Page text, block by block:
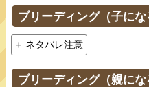
ブリーディング（子にな
ネタバレ注意
ブリーディング（親にな